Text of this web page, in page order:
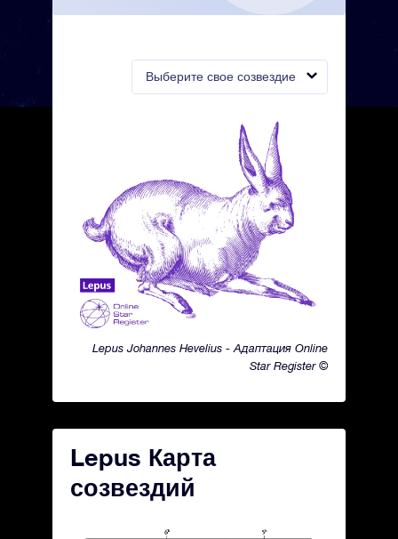
Выберите свое созвездие
Lepus Johannes Hevelius - Адаптация Online
Star Register ©
Lepus Карта
созвездий